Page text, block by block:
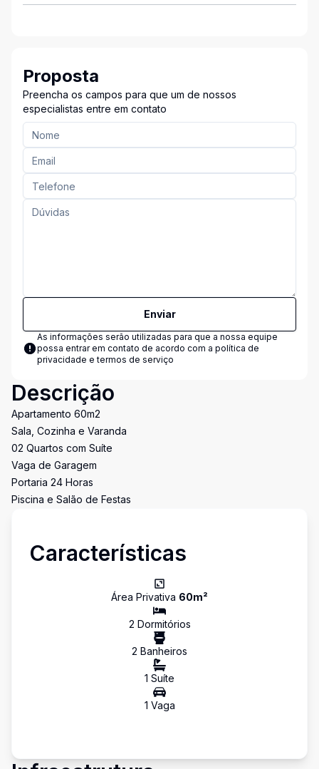
Proposta
Preencha os campos para que um de nossos
especialistas entre em contato
Enviar
As informações serão utilizadas para que a nossa equipe
possa entrar em contato de acordo com a política de
privacidade e termos de serviço
Descrição
Apartamento 60m2
Sala, Cozinha e Varanda
02 Quartos com Suíte
Vaga de Garagem
Portaria 24 Horas
Piscina e Salão de Festas
Características
Área Privativa 60m²
2 Dormitórios
2 Banheiros
1 Suíte
1 Vaga